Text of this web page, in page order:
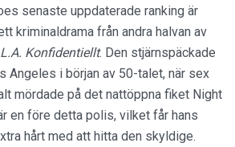
senaste uppdaterade ranking är
kriminaldrama från andra halvan av
L.A. Konfidentiellt. Den stjärnspäckade
Angeles i början av 50-talet, när sex
mördade på det nattöppna fiket Night
en före detta polis, vilket får hans
hårt med att hitta den skyldige.